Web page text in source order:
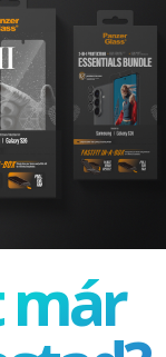
már